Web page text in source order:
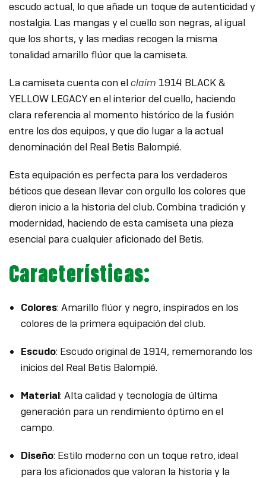
escudo actual, lo que añade un toque de autenticidad y
nostalgia. Las mangas y el cuello son negras, al igual
que los shorts, y las medias recogen la misma
tonalidad amarillo flúor que la camiseta.
La camiseta cuenta con elclaim 1914 BLACK &
YELLOW LEGACY en el interior del cuello, haciendo
clara referencia al momento histórico de la fusión
entre los dos equipos, y que dio lugar a la actual
denominación del Real Betis Balompié.
Esta equipación es perfecta para los verdaderos
béticos que desean llevar con orgullo los colores que
dieron inicio a la historia del club. Combina tradición y
modernidad, haciendo de esta camiseta una pieza
esencial para cualquier aficionado del Betis.
Características:
Colores: Amarillo flúor y negro, inspirados en los
colores de la primera equipación del club.
Escudo: Escudo original de 1914, rememorando los
inicios del Real Betis Balompié.
Material: Alta calidad y tecnología de última
generación para un rendimiento óptimo en el
campo.
Diseño: Estilo moderno con un toque retro, ideal
para los aficionados que valoran la historia y la